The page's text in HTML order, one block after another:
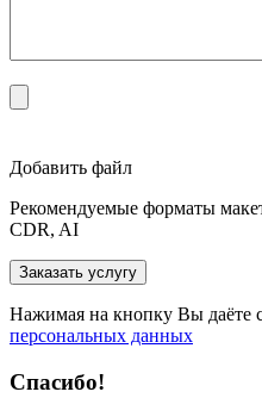
Добавить файл
Рекомендуемые форматы
CDR, AI
Нажимая на кнопку Вы даёте
персональных данных
Спасибо!